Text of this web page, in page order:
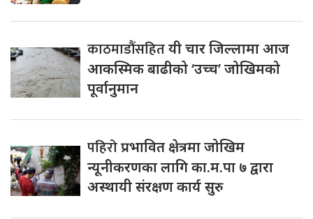
काठमाडौंसहितयी चार जिल्लामा आज
आकस्मिक बाढीको ‘उच्च’ जोखिमको
पूर्वानुमान
पहिरोप्रभावित क्षेत्रमा जोखिम
न्यूनीकरणका लागि का.म.पा ७ द्वारा
अस्थायी संरक्षण कार्य सुरु